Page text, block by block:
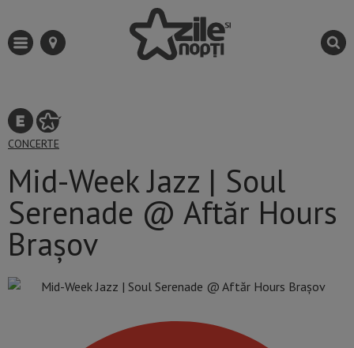
CONCERTE
Mid-Week Jazz | Soul
Serenade @ Aftăr Hours
Brașov